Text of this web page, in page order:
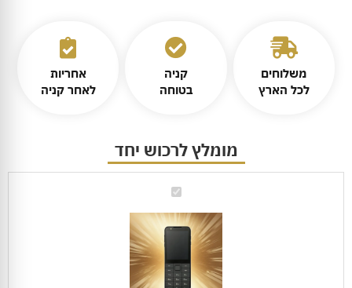
משלוחים
לכל הארץ
קניה
בטוחה
אחריות
לאחר קניה
מומלץ לרכוש יחד
טלפון
כשר
M5s
-
תומך
כרטיסי
סים
Dual